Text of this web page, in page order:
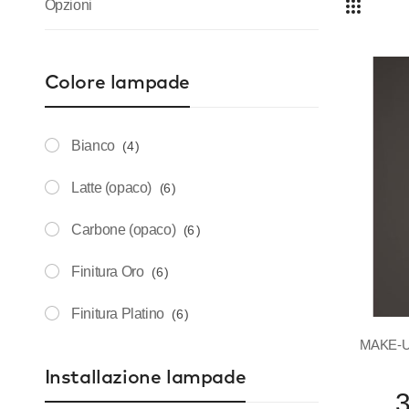
Griglia
MAKE-
Opzioni
Colore lampade
Bianco 4elemento
Latte (opaco) 6elemento
Carbone (opaco) 6elemento
Finitura Oro 6elemento
Finitura Platino 6elemento
Installazione lampade